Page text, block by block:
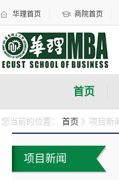
华理首页 商院首页
首页
您当前的位置： 首页 》项目新
项目新闻